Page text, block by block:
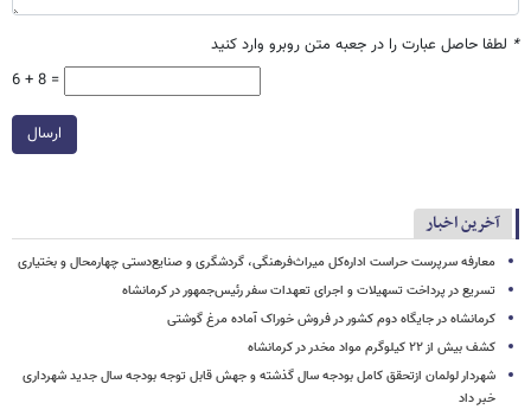
* لطفا حاصل عبارت را در جعبه متن روبرو وارد کنید
6 + 8 =
ارسال
آخرین اخبار
معارفه سرپرست حراست اداره‌کل میراث‌فرهنگی، گردشگری و صنایع‌دستی چهارمحال و بختیاری
تسریع در پرداخت تسهیلات و اجرای تعهدات سفر رئیس‌جمهور در کرمانشاه
کرمانشاه در جایگاه دوم کشور در فروش خوراک آماده مرغ گوشتی
کشف بیش از ۲۲ کیلوگرم مواد مخدر در کرمانشاه
شهردار لولمان ازتحقق کامل بودجه سال گذشته و جهش قابل توجه بودجه سال جدید شهرداری
خبر داد